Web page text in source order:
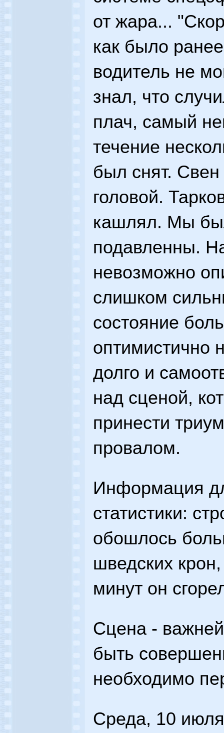
от жара...
как было
водитель не
знал, что
плач, самый
течение
был снят. Свен
головой.
кашлял. Мы
подавленны.
невозможно
слишком
состояние
оптимистично
долго и
над сценой,
принести
провалом.
Информация
статистики:
обошлось
шведских
минут он
Сцена -
быть
необходимо
Среда, 10